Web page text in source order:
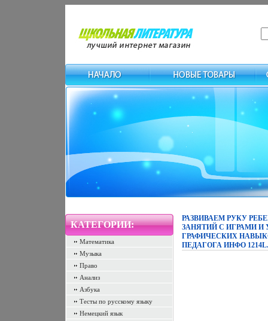
КАТЕГОРИИ:
Математика
Музыка
Право
Анализ
Азбука
Тесты по русскому языку
Немецкий язык
РАЗВИВАЕМ РУКУ
ЗАНЯТИЙ С ИГРАМИ
ГРАФИЧЕСКИХ
ПЕДАГОГА ИНФО 1214L.